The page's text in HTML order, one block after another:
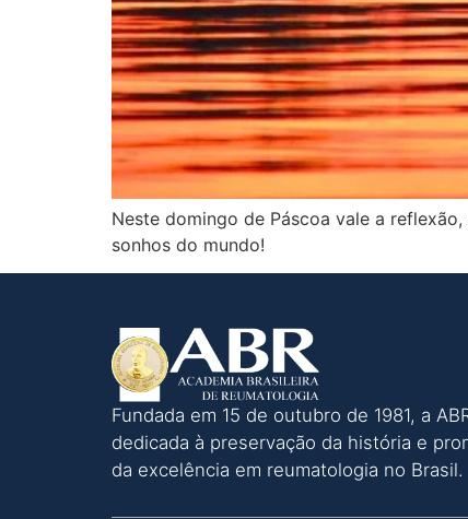
Neste domingo de Páscoa vale a
sonhos do mundo!
Fundada em 15 de outubro de 1981, a
dedicada à preservação da história e
da excelência em reumatologia no Brasil.